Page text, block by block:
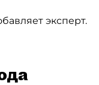
эксперт.